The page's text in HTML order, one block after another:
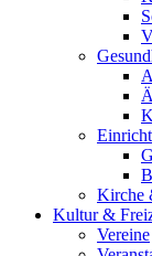
Kirche
Kultur &
Vereine